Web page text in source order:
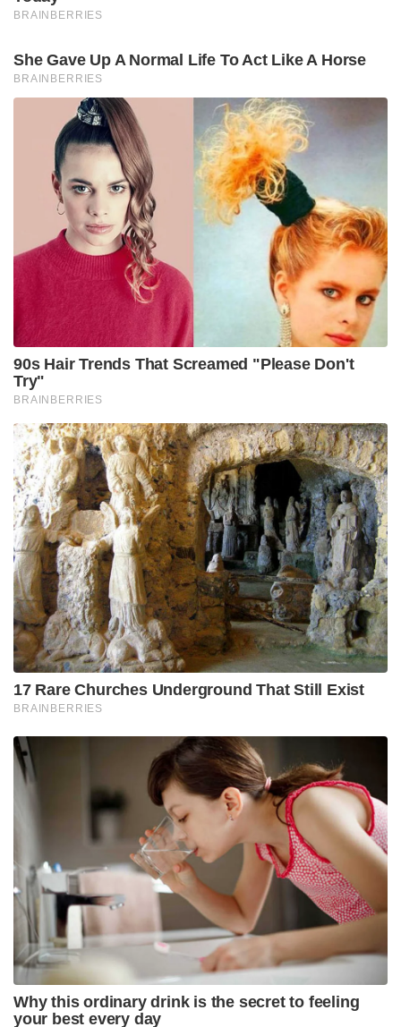
വിദേശ ദ്വീപുകൾക്ക് പകരം ഇന്ത്യൻ ദ്വീപായ ലക്ഷദ്വീപ്
മീഡിയയിൽ കൊടുങ്കറ്റായി മാറി. സെലിബ്രിറ്റികളും
ഇൻഫ്ലുവൻസർമാരും ട്രാവൽ ഏജൻസികളും ഈ
കാമ്പെയ്ൻ ഏറ്റെടുത്തു.
ഈ ആഹ്വാനം ഇന്ത്യൻ ജനത നെഞ്ചേറ്റിയെന്നാണ്
ആർടിഐ കണക്കുകൾ വ്യക്തമാക്കുന്നത്. 2023-ൽ
46,551 ആയിരുന്ന ലക്ഷദ്വീപിലെ
വിനോദസഞ്ചാരികളുടെ എണ്ണം ഒരൊറ്റ വർഷം
കൊണ്ട് 47 ശതമാനത്തോളം വർധിച്ച് 2024-ൽ 68,328
ആയി ഉയർന്നു.
അതേസമയം, ഇന്ത്യക്കാരുടെ പ്രിയപ്പെട്ട
വിനോദസഞ്ചാര കേന്ദ്രമായിരുന്ന മാലദ്വീപിന് ഇത്
കനത്ത തിരിച്ചടിയാവുകയും ചെയ്തു. മാലദ്വീപ്
ടൂറിസം മന്ത്രാലയത്തിന്റെ കണക്കുകൾ പ്രകാരം 2023-
ൽ 2,09,193 ആയിരുന്ന ഇന്ത്യൻ സഞ്ചാരികളുടെ
അതായത് 37.5 ശതമാനത്തിന്റെ വൻ ഇടിവ്!
മാലദ്വീപിന്റെ വിനോദസഞ്ചാര വിപണിയിൽ ഒന്നാം
സ്ഥാനത്തുണ്ടായിരുന്ന ഇന്ത്യ ഇതോടെ ആറാം
സ്ഥാനത്തേക്ക് പിന്തള്ളപ്പെട്ടു.
പ്രധാനമന്ത്രിയുടെ ഒരു ആഹ്വാനം ജനങ്ങളുടെ യാത്രാ
ശീലങ്ങളെയും വിപണിയെയും എങ്ങനെ
സ്വാധീനിക്കുന്നു എന്നതിന്റെ ഏറ്റവും മികച്ച
ഉദാഹരണമാണ് ഈ ലക്ഷദ്വീപ് മോഡൽ.
പശ്ചിമേഷ്യൻ പ്രതിസന്ധിയെത്തുടർന്ന് അന്താരാഷ്ട്ര
വിപണിയിൽ അസംസ്‌കൃത എണ്ണവില ബാരലിന് 100
ഡോളറിന് മുകളിലേക്ക് ഉയർന്ന സാഹചര്യത്തിൽ,
വിദേശ നാണ്യശേഖരം സംരക്ഷിക്കാൻ പ്രധാനമന്ത്രി
ആഹ്വാനവും ഇന്ത്യൻ ജനത സമാനമായ രീതിയിൽ
ഏറ്റെടുക്കുമെന്നാണ് സാമ്പത്തിക നിരീക്ഷകർ
വിലയിരുത്തുന്നത്. ഇത് രാജ്യത്തെ ആഭ്യന്തര ടൂറിസം
മേഖലയ്ക്ക് വൻ ഉണർവ് സമ്മാനിക്കുമെന്നാണ്
പ്രതീക്ഷിക്കുന്നത്.
Tags: Maldives